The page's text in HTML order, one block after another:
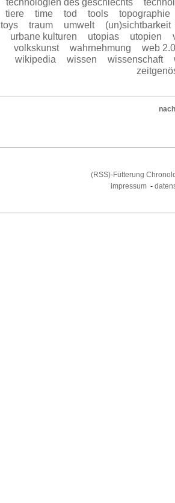
tiere
time tod tools
topographie
toys
traum umwelt
(un)sichtbarkeit
urbane kulturen
utopias utopien
volkskunst
wahrnehmung
web 2.0
wikipedia
wissen wissenschaft
(RSS)-Fütterung
impressum -